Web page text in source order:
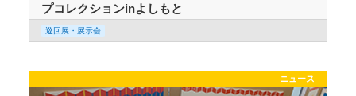
プコレクションinよしもと
巡回展・展示会
ニュース